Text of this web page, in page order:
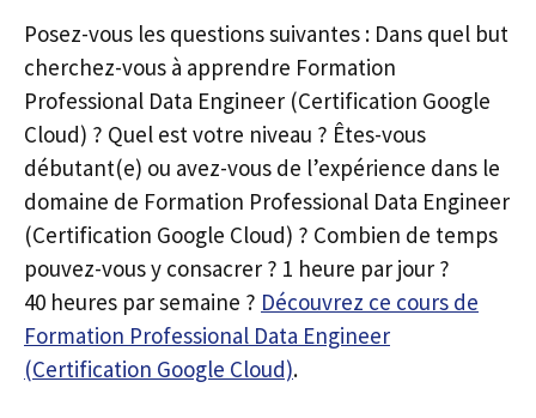
Posez-vous les questions suivantes : Dans quel but
cherchez-vous à apprendre Formation
Professional Data Engineer (Certification Google
Cloud) ? Quel est votre niveau ? Êtes-vous
débutant(e) ou avez-vous de l’expérience dans le
domaine de Formation Professional Data Engineer
(Certification Google Cloud) ? Combien de temps
pouvez-vous y consacrer ? 1 heure par jour ?
40 heures par semaine ? Découvrez ce cours de
Formation Professional Data Engineer
(Certification Google Cloud).